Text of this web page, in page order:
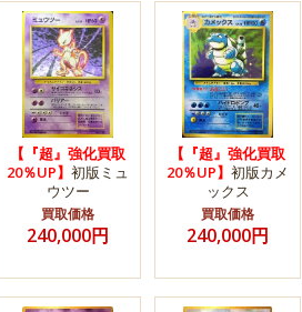
【『超』強化買取
20％UP】 初版ミュ
ウツー
買取価格
240,000円
【『超』強化買取
20％UP】 初版カメ
ックス
買取価格
240,000円